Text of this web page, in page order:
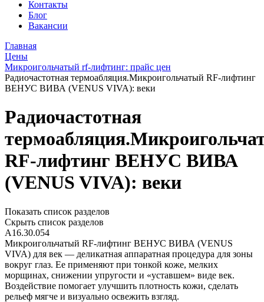
Контакты
Блог
Вакансии
Главная
Цены
Микроигольчатый rf-лифтинг: прайс цен
Радиочастотная термоабляция.Микроигольчатый RF-лифтинг
ВЕНУС ВИВА (VENUS VIVA): веки
Радиочастотная
RF-лифтинг ВЕНУС ВИВА
(VENUS VIVA): веки
Показать список разделов
Скрыть список разделов
А16.30.054
Микроигольчатый RF-лифтинг ВЕНУС ВИВА (VENUS
VIVA) для век — деликатная аппаратная процедура для зоны
вокруг глаз. Ее применяют при тонкой коже, мелких
морщинах, снижении упругости и «уставшем» виде век.
Воздействие помогает улучшить плотность кожи, сделать
рельеф мягче и визуально освежить взгляд.